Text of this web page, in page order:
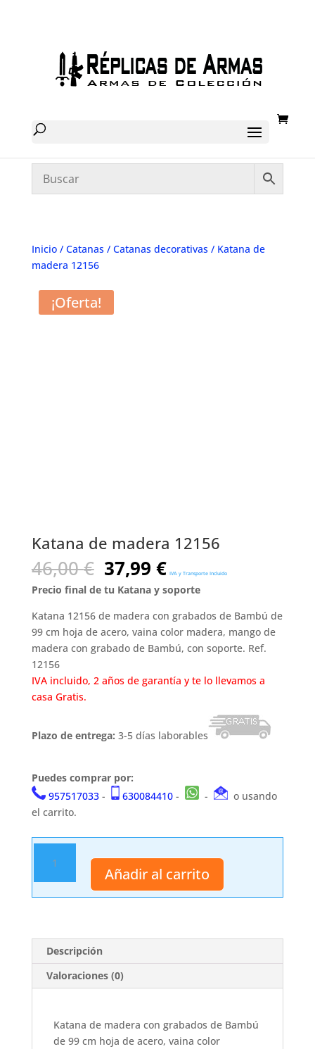
Inicio/ Catanas/ Catanas decorativas/ Katana de
madera 12156
¡Oferta!
Katana de madera 12156
46,00€ El
precio
original
era:
46,00 €.
37,99 €El
precio
actual
es:
37,99 €.
IVA y Transporte Incluido
Precio final de tu Katana y soporte
Katana 12156 de madera con grabados de Bambú de
99 cm hoja de acero, vaina color madera, mango de
madera con grabado de Bambú, con soporte. Ref.
12156
IVA incluido, 2 años de garantía y te lo llevamos a
casa Gratis.
Plazo de entrega: 3-5 días laborables
Puedes comprar por:
957517033- 630084410- -
o usando
el carrito.
madera
12156
Añadir al carrito
Descripción
Valoraciones (0)
Katana de madera con grabados de Bambú
de 99 cm hoja de acero, vaina color